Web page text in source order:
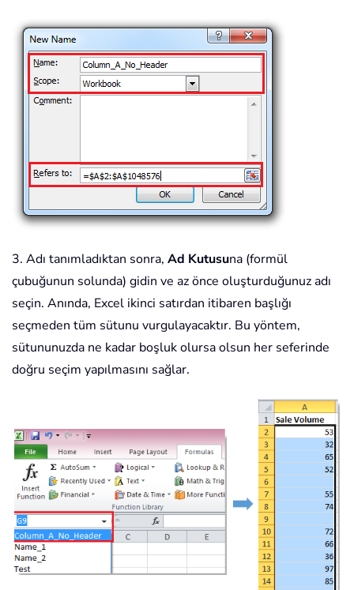
3. Adı tanımladıktan sonra, Ad Kutusuna (formül
çubuğunun solunda) gidin ve az önce oluşturduğunuz adı
seçin. Anında, Excel ikinci satırdan itibaren başlığı
seçmeden tüm sütunu vurgulayacaktır. Bu yöntem,
sütununuzda ne kadar boşluk olursa olsun her seferinde
doğru seçim yapılmasını sağlar.